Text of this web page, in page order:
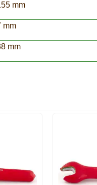
mm
mm
mm